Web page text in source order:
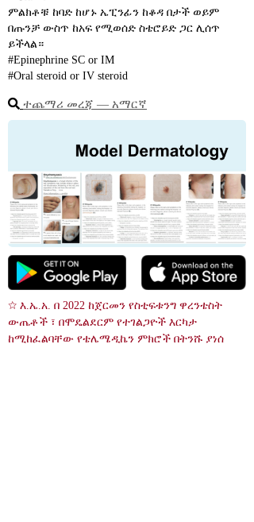
ምልክቶቹ ከባድ ከሆኑ ኤፒንፊን ከቆዳ በታች ወይም
በጡንቻ ውስጥ ከአፍ የሚወሰድ ስቴሮይድ ጋር ሊሰጥ
ይችላል።
#Epinephrine SC or IM
#Oral steroid or IV steroid
ተጨማሪ መረጃ ― አማርኛ
☆ እ.ኤ.አ. በ 2022 ከጀርመን የስቲፍቱንግ ዋረንቴስት
ውጤቶች ፣ በሞዴልደርም የተገልጋዮች እርካታ
ከሚከፈልባቸው የቴሌሜዲኬን ምክሮች በትንሹ ያነሰ